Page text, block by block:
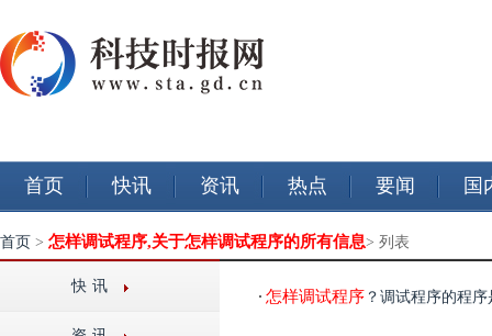
首页 快讯 资讯 热点 要闻 国
首页 > 怎样调试程序,关于怎样调试程序的所有信息> 列表
快讯
怎样调试程序 ？调试程序的程